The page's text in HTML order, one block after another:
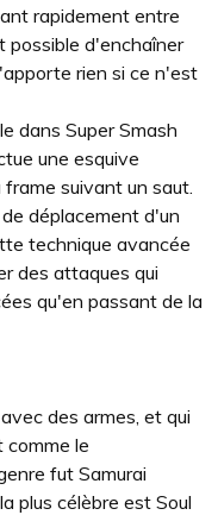
rapidement entre
possible d'enchaîner
rien si ce n'est
dans Super Smash
une esquive
suivant un saut.
déplacement d'un
technique avancée
des attaques qui
qu'en passant de la
des armes, et qui
comme le
fut Samurai
plus célèbre est Soul